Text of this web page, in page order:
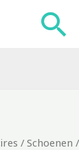
/ Schoenen